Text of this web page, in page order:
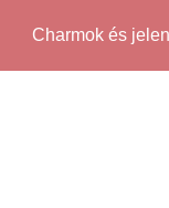
Charmok és